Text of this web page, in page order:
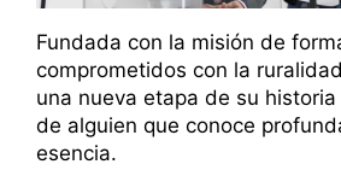
Fundada con la misión de
comprometidos con la
una nueva etapa de su
de alguien que conoce
esencia.